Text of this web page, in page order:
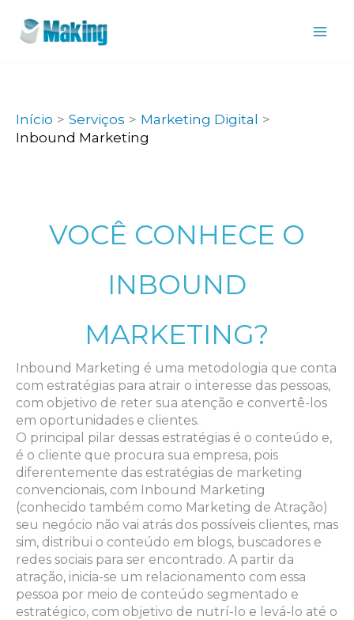
para
Início Serviços
Marketing Digital
Inbound Marketing
VOCÊ CONHECE O
INBOUND
MARKETING?
Inbound Marketing é uma metodologia que conta
com estratégias para atrair o interesse das pessoas,
com objetivo de reter sua atenção e convertê-los
em oportunidades e clientes.
O principal pilar dessas estratégias é o conteúdo e,
é o cliente que procura sua empresa, pois
diferentemente das estratégias de marketing
convencionais, com Inbound Marketing
(conhecido também como Marketing de Atração)
seu negócio não vai atrás dos possíveis clientes, mas
sim, distribui o conteúdo em blogs, buscadores e
redes sociais para ser encontrado. A partir da
atração, inicia-se um relacionamento com essa
pessoa por meio de conteúdo segmentado e
estratégico, com objetivo de nutrí-lo e levá-lo até o